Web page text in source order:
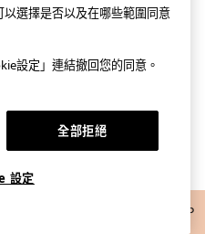
有型。
下載 APP
選擇是否以及在哪些範圍同意
設定」連結撤回您的同意。
全部拒絕
設定